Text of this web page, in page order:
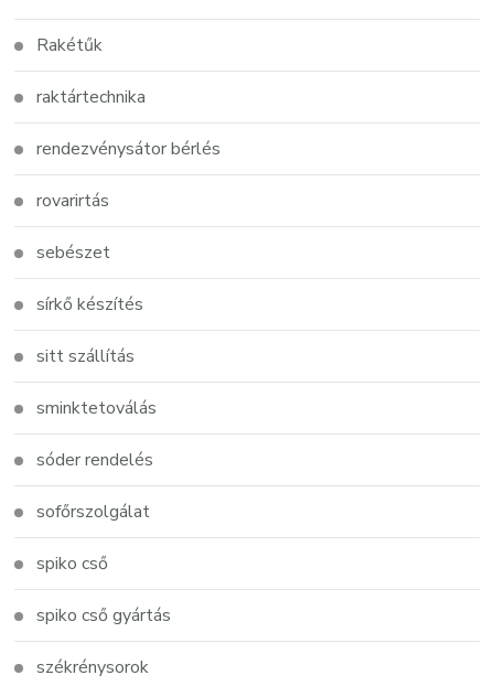
Rakétűk
raktártechnika
rendezvénysátor bérlés
rovarirtás
sebészet
sírkő készítés
sitt szállítás
sminktetoválás
sóder rendelés
sofőrszolgálat
spiko cső
spiko cső gyártás
székrénysorok